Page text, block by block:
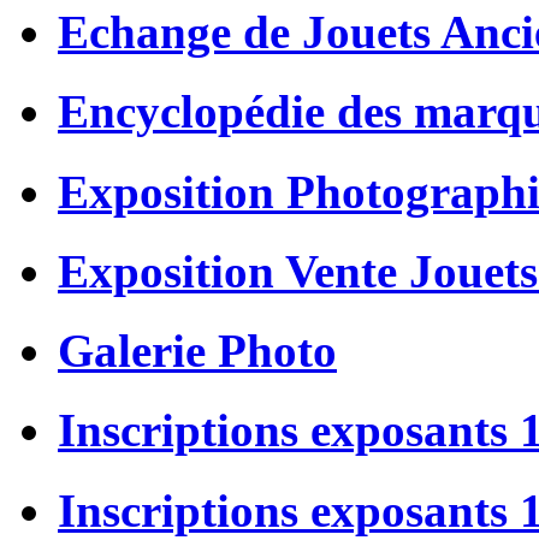
Echange de Jouets
Encyclopédie des
Exposition
Exposition Vente
Galerie Photo
Inscriptions exposants
Inscriptions exposants